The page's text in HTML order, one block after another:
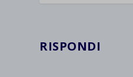
RISPONDI